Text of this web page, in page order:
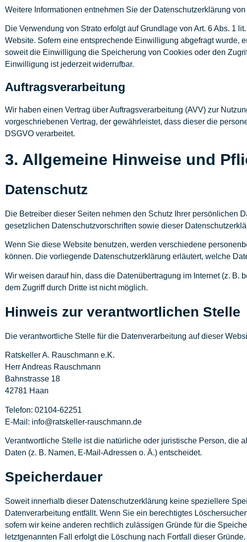
Weitere Informationen entnehmen Sie der Datenschutzerklärung von
Die Verwendung von Strato erfolgt auf Grundlage von Art. 6 Abs. 1
Website. Sofern eine entsprechende Einwilligung abgefragt wurde,
soweit die Einwilligung die Speicherung von Cookies oder den
Einwilligung ist jederzeit widerrufbar.
Auftragsverarbeitung
Wir haben einen Vertrag über Auftragsverarbeitung (AVV) zur
vorgeschriebenen Vertrag, der gewährleistet, dass dieser die
DSGVO verarbeitet.
3. Allgemeine Hinweise und
Datenschutz
Die Betreiber dieser Seiten nehmen den Schutz Ihrer persönlichen
gesetzlichen Datenschutzvorschriften sowie dieser
Wenn Sie diese Website benutzen, werden verschiedene
können. Die vorliegende Datenschutzerklärung erläutert, welche
Wir weisen darauf hin, dass die Datenübertragung im Internet (z.
dem Zugriff durch Dritte ist nicht möglich.
Hinweis zur verantwortlichen Stelle
Die verantwortliche Stelle für die Datenverarbeitung auf dieser
Ratskeller A. Rauschmann e.K.
Herr Andreas Rauschmann
Bahnstrasse 18
42781 Haan
Telefon: 02104-62251
E-Mail: info@ratskeller-rauschmann.de
Verantwortliche Stelle ist die natürliche oder juristische Person, die
Daten (z. B. Namen, E-Mail-Adressen o. Ä.) entscheidet.
Speicherdauer
Soweit innerhalb dieser Datenschutzerklärung keine speziellere
Datenverarbeitung entfällt. Wenn Sie ein berechtigtes
sofern wir keine anderen rechtlich zulässigen Gründe für die
letztgenannten Fall erfolgt die Löschung nach Fortfall dieser Gründe.